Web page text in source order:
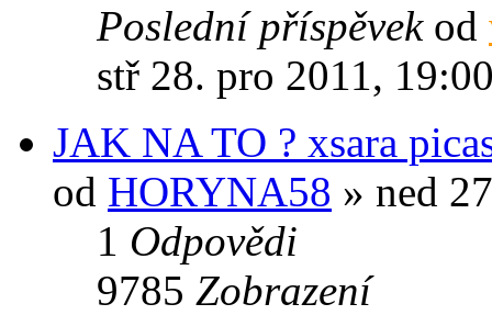
Poslední příspěvek od
stř 28. pro 2011,
JAK NA TO ? xsara
od HORYNA58 » ned
1 Odpovědi
9785 Zobrazení